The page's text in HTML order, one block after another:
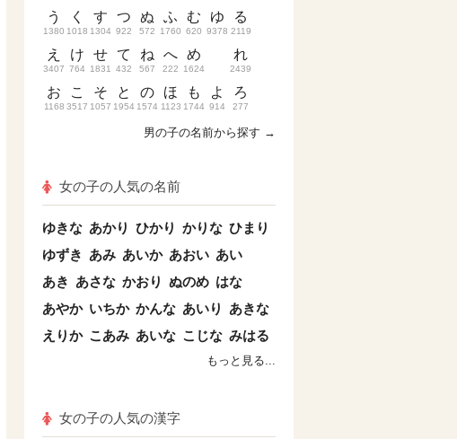
う
1380
え
3407
お
1168
く
1018
け
764
こ
3517
す
1304
せ
1831
そ
1057
つ
922
て
432
と
1954
ぬ
572
ね
567
の
1574
ふ
1760
へ
222
ほ
1123
む
620
め
1624
も
1744
ゆ
9378
よ
914
る
2119
れ
2439
ろ
277
男の子の名前から探す →
女の子の人気の名前
ゆきな あかり ひかり かりな ひまり
ゆずき あみ あいか あおい あい
あき あさな かおり ぬのめ はな
あやか いちか かんな あいり
あきな
えりか こあみ あいな こじな みはる
もっと見る...
女の子の人気の漢字